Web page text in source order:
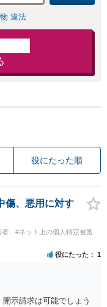
きの対処法、被害
者との示談交渉
違法
役にたった順
傷、悪用に対す
者
#ネット上の個人特定被害
役にたった 1
示請求は可能でしょう